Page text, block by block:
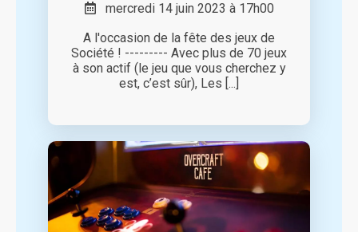
mercredi 14 juin 2023 à 17h00
A l'occasion de la fête des jeux de
Société ! --------- Avec plus de 70 jeux
à son actif (le jeu que vous cherchez y
est, c’est sûr), Les [...]